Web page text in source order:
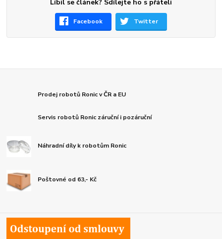
Líbil se článek? Sdílejte ho s přáteli
Facebook Twitter
Prodej robotů Ronic v ČR a EU
Servis robotů Ronic záruční i pozáruční
Náhradní díly k robotům Ronic
Poštovné od 63,- Kč